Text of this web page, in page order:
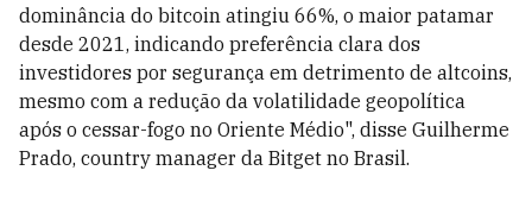
dominância do bitcoin atingiu 66%, o maior patamar
desde 2021, indicando preferência clara dos
investidores por segurança em detrimento de altcoins,
mesmo com a redução da volatilidade geopolítica
após o cessar-fogo no Oriente Médio", disse Guilherme
Prado, country manager da Bitget no Brasil.